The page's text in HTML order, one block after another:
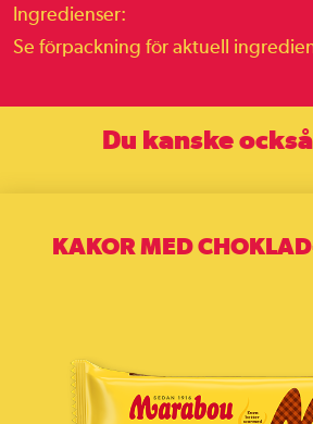
Ingredienser:
Se förpackning för aktuell
Du kanske
KAKOR MED